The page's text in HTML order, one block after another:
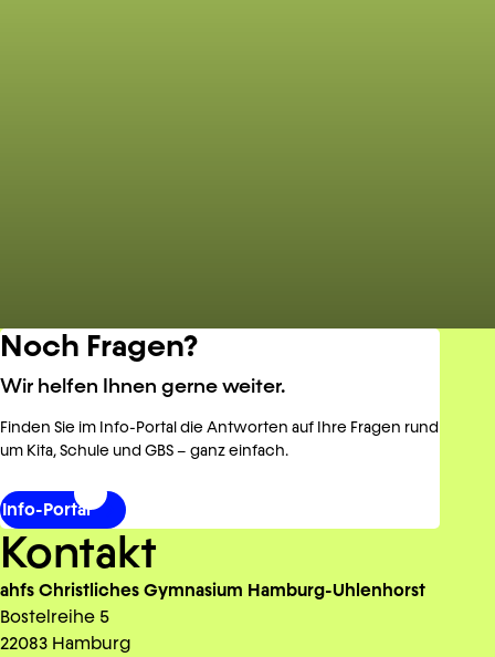
Noch Fragen?
Wir helfen Ihnen gerne weiter.
Finden Sie im Info-Portal die Antworten auf Ihre Fragen rund
um Kita, Schule und GBS – ganz einfach.
Info-Portal
Kontakt
ahfs Christliches Gymnasium Hamburg-Uhlenhorst
Bostelreihe 5
22083 Hamburg